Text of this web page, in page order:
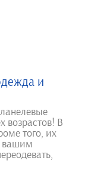
и
возрастов! В
того, их
вашим